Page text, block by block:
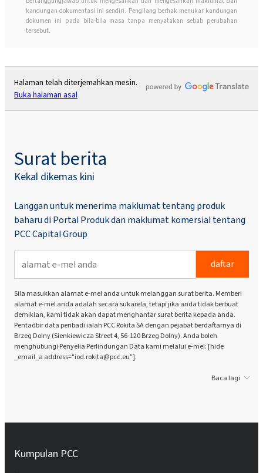
kandungan dokumentasi ini sendiri. Pengilang berhak menukar kandungan
dokumen ini pada bila-bila masa tanpa menyatakan sebab perubahan
tersebut.
Halaman telah diterjemahkan mesin.
Buka halaman asal
Surat berita
Kekal dikemas kini
Langgan untuk menerima maklumat tentang produk
baharu di Portal Produk dan maklumat komersial tentang
PCC Capital Group
daftar
Sila masukkan alamat e-mel anda untuk melanggan surat berita. Memberi
alamat e-mel anda adalah secara sukarela, tetapi jika anda tidak berbuat
demikian, kami tidak akan dapat menghantar surat berita kepada anda.
Pentadbir data peribadi ialah PCC Rokita SA dengan pejabat berdaftarnya di
Brzeg Dolny (Sienkiewicza Street 4, 56-120 Brzeg Dolny). Anda boleh
menghubungi Penyelia Perlindungan Data kami melalui e-mel: [hide
_email_a address="iod.rokita@pcc.eu"].
Baca lagi
Kumpulan PCC